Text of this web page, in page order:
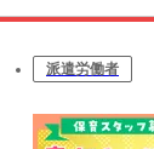
派遣労働者